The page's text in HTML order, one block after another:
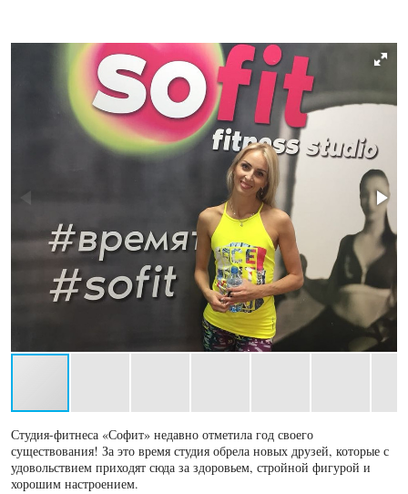
Студия-фитнеса «Софит» недавно отметила год своего
существования! За это время студия обрела новых друзей, которые с
удовольствием приходят сюда за здоровьем, стройной фигурой и
хорошим настроением.